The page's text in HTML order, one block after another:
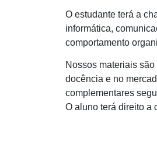
O estudante terá a
informática,
comportamento
Nossos materiais
docência e no
complementares
O aluno terá direito a